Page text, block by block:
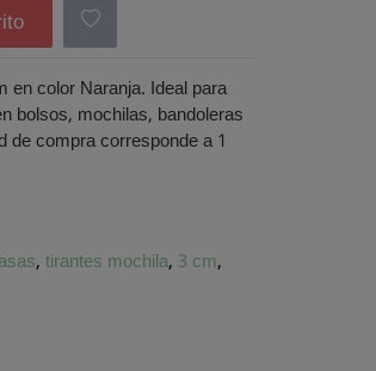
en color Naranja. Ideal para
bolsos, mochilas, bandoleras
compra corresponde a 1
tirantes mochila 3 cm